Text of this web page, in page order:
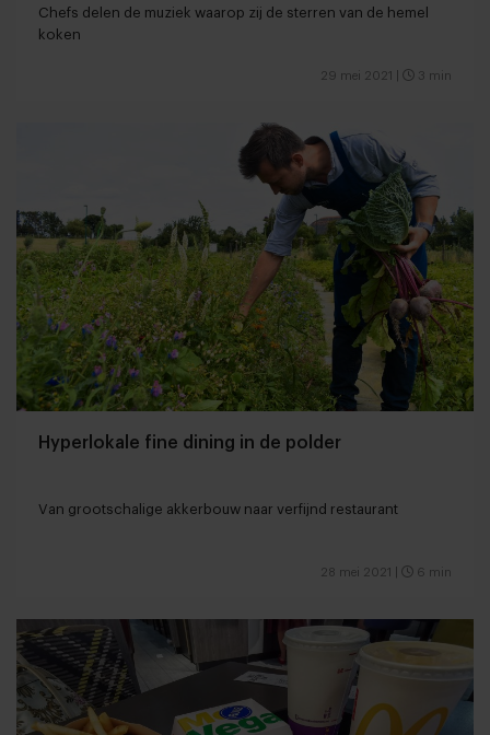
Chefs delen de muziek waarop zij de sterren van de hemel
koken
29 mei 2021 3 min
Hyperlokale fine dining in de polder
Van grootschalige akkerbouw naar verfijnd restaurant
28 mei 2021 6 min